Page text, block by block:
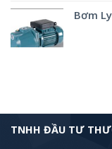
Bơm
TNHH ĐẦU TƯ